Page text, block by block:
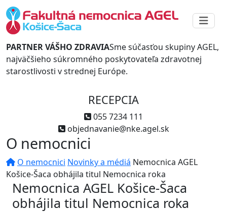
PARTNER VÁŠHO ZDRAVIASme súčasťou skupiny AGEL,
najväčšieho súkromného poskytovateľa zdravotnej
starostlivosti v strednej Európe.
RECEPCIA
055 7234 111
objednavanie@nke.agel.sk
O nemocnici
O nemocnici Novinky a médiá Nemocnica AGEL
Košice-Šaca obhájila titul Nemocnica roka
Nemocnica AGEL Košice-Šaca
obhájila titul Nemocnica roka